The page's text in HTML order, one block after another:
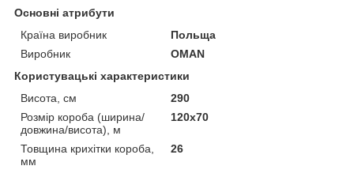
Основні атрибути
Країна виробник
Польща
Виробник
OMAN
Користувацькі характеристики
Висота, см
290
Розмір короба (ширина/
довжина/висота), м
120x70
Товщина крихітки короба,
мм
26